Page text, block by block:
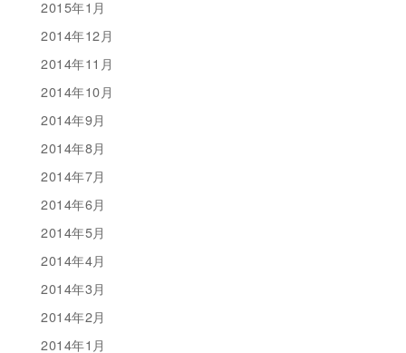
2015年1月
2014年12月
2014年11月
2014年10月
2014年9月
2014年8月
2014年7月
2014年6月
2014年5月
2014年4月
2014年3月
2014年2月
2014年1月